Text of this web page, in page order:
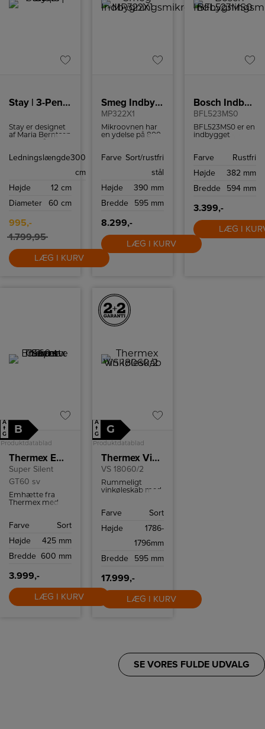
Stay | 3-Pendel | Sort
Stay er designet
af Maria Berntsen
tidløst
åben og pegende
der kan stråle
igennem. Stay-
pendlen
udsender et
blødt, behageligt
lys både opad og
nedad – og
skaber den
Ledningslængde300
cm
Højde
12 cm
Diameter
60 cm
995,-
1.799,95
LÆG I KURV
Smeg Indbygningsmikroovn
MP322X1
Mikroovnen har
en ydelse på 800
Farve Sort/rustfri
stål
Højde
390 mm
Bredde
595 mm
8.299,-
LÆG I KURV
Bosch Indbygningsmikrovn
BFL523MS0
BFL523MS0 er en
indbygget
volumen på 20
maksimal effekt
5 effekttilstande.
og 3
Farve
Rustfri
Højde
382 mm
Bredde
594 mm
3.399,-
LÆG I
A
↑
G
B
Produktdatablad
Thermex Emhætte
Super Silent
GT60 sv
Emhætte fra
Thermex med
belysning, nem
mulighed for Top
Farve
Sort
Højde
425 mm
Bredde 600 mm
3.999,-
LÆG I KURV
A
↑
G
G
Produktdatablad
Thermex Vinkøleskab
VS 18060/2
Rummeligt
vinkøleskab med
større
Farve
Sort
Højde
1786-
1796mm
Bredde
595 mm
17.999,-
LÆG I KURV
SE VORES FULDE UDVALG